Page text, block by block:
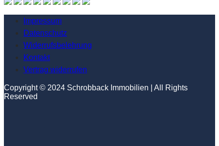
Impressum
Datenschutz
Widerrufsbelehrung
Kontakt
Vertrag widerrufen
Copyright © 2024 Schrobback Immobilien | All Rights
Reserved